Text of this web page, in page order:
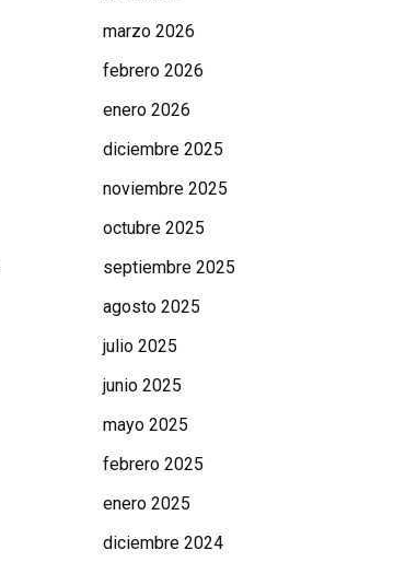
marzo 2026
febrero 2026
enero 2026
diciembre 2025
noviembre 2025
octubre 2025
septiembre 2025
agosto 2025
julio 2025
junio 2025
mayo 2025
febrero 2025
enero 2025
diciembre 2024